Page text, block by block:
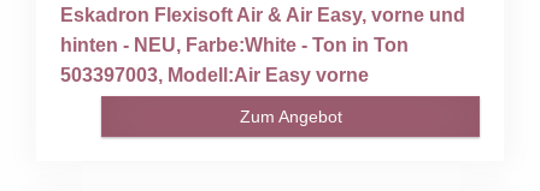
Eskadron Flexisoft Air & Air Easy, vorne und
hinten - NEU, Farbe:White - Ton in Ton
503397003, Modell:Air Easy vorne
Zum Angebot